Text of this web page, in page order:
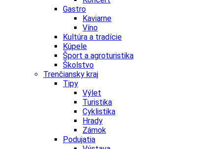
Gastro
Kaviarne
Víno
Kultúra a tradície
Kúpele
Šport a agroturistika
Školstvo
Trenčiansky kraj
Tipy
Výlet
Turistika
Cyklistika
Hrady
Zámok
Podujatia